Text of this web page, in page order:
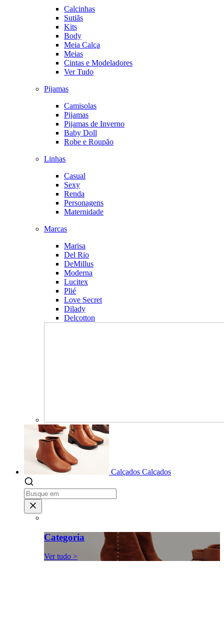
Calcinhas
Sutiãs
Kits
Body
Meia Calça
Meias
Cintas e Modeladores
Ver Tudo
Pijamas
Camisolas
Pijamas
Pijamas de Inverno
Baby Doll
Robe e Roupão
Linhas
Casual
Sexy
Renda
Personagens
Maternidade
Marcas
Marisa
Del Rio
DeMillus
Moderna
Lucitex
Plié
Love Secret
Dilady
Delcotton
Calçados Calçados
Categoria
Ver tudo >